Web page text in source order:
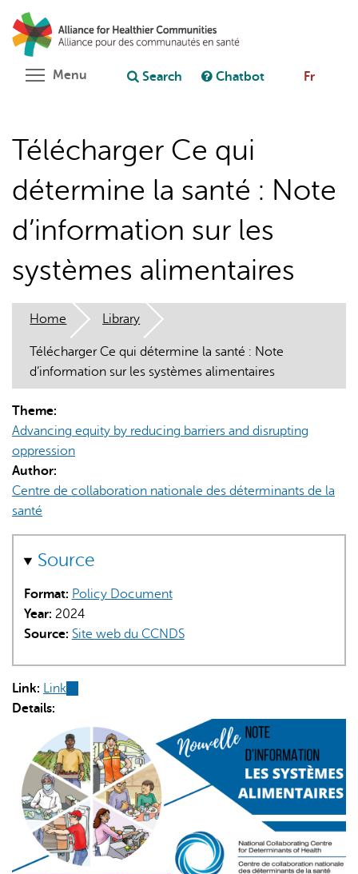
main
content
Ask chatbot
AI may display incorrect information, so verify any
responses.
Menu Toggle menu visibility
Search Chatbot Fr
Télécharger Ce qui
détermine la santé : Note
d’information sur les
systèmes alimentaires
Home Library
Télécharger Ce qui détermine la santé : Note
d’information sur les systèmes alimentaires
Theme:
Advancing equity by reducing barriers and disrupting
oppression
Author:
Centre de collaboration nationale des déterminants de la
santé
Source
Format: Policy Document
Year: 2024
Source: Site web du CCNDS
Link: Link
external)
Details: